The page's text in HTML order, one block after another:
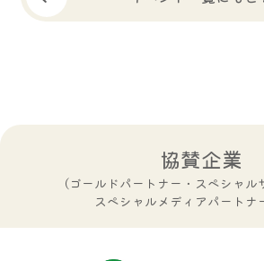
協賛企業
（ゴールドパートナー・スペシャル
スペシャルメディアパートナ